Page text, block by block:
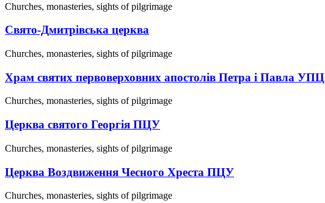
Churches, monasteries, sights of pilgrimage
Свято-Дмитрівська церква
Churches, monasteries, sights of pilgrimage
Храм святих первоверховних апостолів Петра і Павла УПЦ
Churches, monasteries, sights of pilgrimage
Церква святого Георгія ПЦУ
Churches, monasteries, sights of pilgrimage
Церква Воздвиження Чесного Хреста ПЦУ
Churches, monasteries, sights of pilgrimage